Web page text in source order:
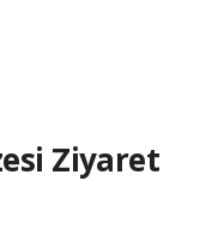
Ziyaret